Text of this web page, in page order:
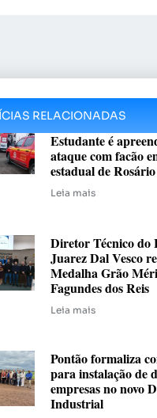
RELACIONADAS
Estudante é
ataque com facão
estadual de
Leia mais
Diretor Técnico do
Juarez Dal Vesco
Medalha Grão
Fagundes dos Reis
Leia mais
Pontão formaliza
para instalação de
empresas no novo
Industrial